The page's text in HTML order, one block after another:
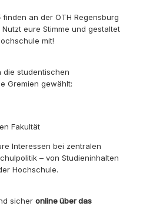
finden an der OTH Regensburg
Nutzt eure Stimme und gestaltet
mit!
die studentischen
Gremien gewählt:
Fakultät
Interessen bei zentralen
– von Studieninhalten
Hochschule.
sicher online über das